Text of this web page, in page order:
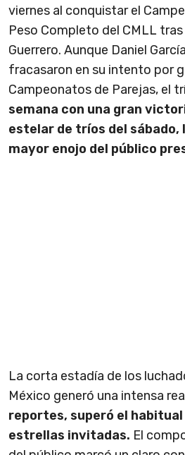
viernes al conquistar el
Peso Completo del CMLL tras
Guerrero. Aunque Daniel
fracasaron en su intento por
Campeonatos de Parejas, el
semana con una gran
estelar de tríos del sábado,
mayor enojo del público
La corta estadía de los
México generó una intensa
reportes, superó el
estrellas invitadas. El